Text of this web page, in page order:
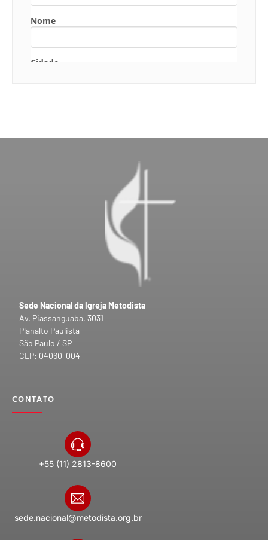
Sede Nacional da Igreja Metodista
Av. Piassanguaba, 3031 –
Planalto Paulista
São Paulo / SP
CEP: 04060-004
CONTATO
+55 (11) 2813-8600
sede.nacional@metodista.org.br